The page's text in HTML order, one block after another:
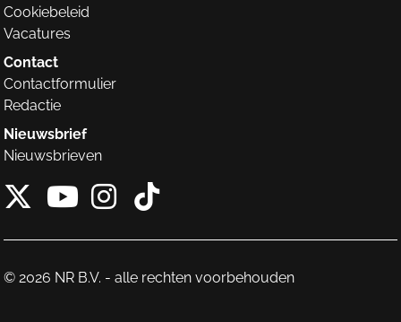
Cookiebeleid
Vacatures
Contact
Contactformulier
Redactie
Nieuwsbrief
Nieuwsbrieven
X van NieuwRechts
Instagram van
Tiktok van
© 2026 NR B.V. - alle rechten voorbehouden